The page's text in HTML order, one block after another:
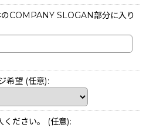
COMPANY SLOGAN部分に入り
希望 (任意):
ださい。 (任意):